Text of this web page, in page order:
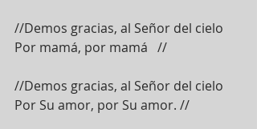
//Demos gracias, al Señor del cielo
Por mamá, por mamá   //
//Demos gracias, al Señor del cielo
Por Su amor, por Su amor. //